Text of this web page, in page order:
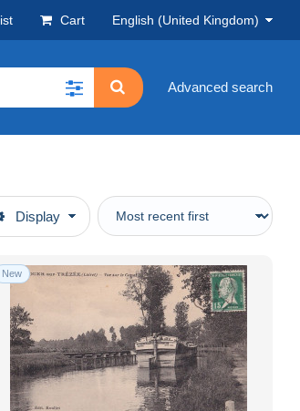
Cart English (United Kingdom)
Advanced search
Display
New